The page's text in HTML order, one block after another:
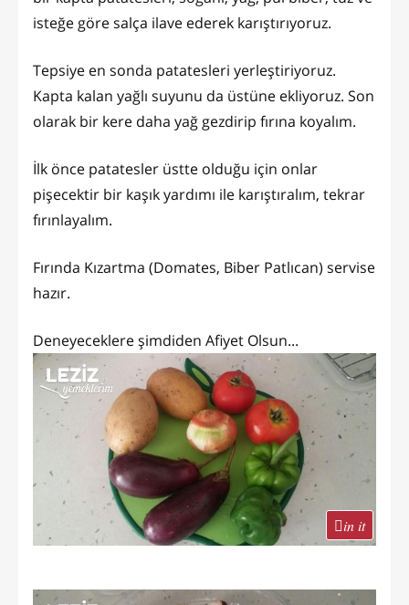
isteğe göre salça ilave ederek karıştırıyoruz.
Tepsiye en sonda patatesleri yerleştiriyoruz.
Kapta kalan yağlı suyunu da üstüne ekliyoruz. Son
olarak bir kere daha yağ gezdirip fırına koyalım.
İlk önce patatesler üstte olduğu için onlar
pişecektir bir kaşık yardımı ile karıştıralım, tekrar
fırınlayalım.
Fırında Kızartma (Domates, Biber Patlıcan) servise
hazır.
Deneyeceklere şimdiden Afiyet Olsun...
in it